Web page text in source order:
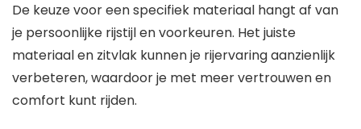
De keuze voor een specifiek materiaal hangt af van
je persoonlijke rijstijl en voorkeuren. Het juiste
materiaal en zitvlak kunnen je rijervaring aanzienlijk
verbeteren, waardoor je met meer vertrouwen en
comfort kunt rijden.